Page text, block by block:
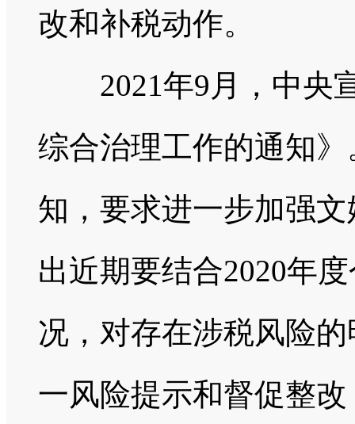
改和补税动作。
2021年9月，中央宣
综合治理工作的通知
知，要求进一步加强
出近期要结合2020年
况，对存在涉税风险
一风险提示和督促整